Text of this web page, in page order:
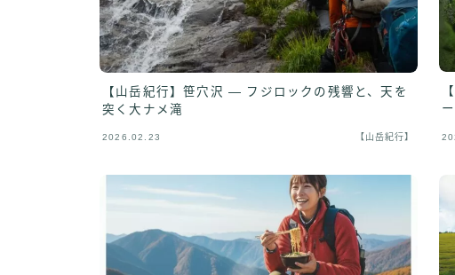
【山岳紀行】笹穴沢 ― フジロックの残響と、天を
突く大ナメ滝
2026.02.23 【山岳紀行】